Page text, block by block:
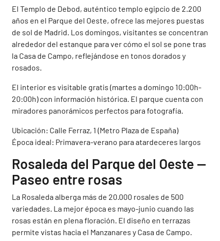
El Templo de Debod, auténtico templo egipcio de 2.200
años en el Parque del Oeste, ofrece las mejores puestas
de sol de Madrid. Los domingos, visitantes se concentran
alrededor del estanque para ver cómo el sol se pone tras
la Casa de Campo, reflejándose en tonos dorados y
rosados.
El interior es visitable gratis (martes a domingo 10:00h-
20:00h) con información histórica. El parque cuenta con
miradores panorámicos perfectos para fotografía.
Ubicación: Calle Ferraz, 1 (Metro Plaza de España)
Época ideal: Primavera-verano para atardeceres largos
Rosaleda del Parque del Oeste —
Paseo entre rosas
La Rosaleda alberga más de 20.000 rosales de 500
variedades. La mejor época es mayo-junio cuando las
rosas están en plena floración. El diseño en terrazas
permite vistas hacia el Manzanares y Casa de Campo.